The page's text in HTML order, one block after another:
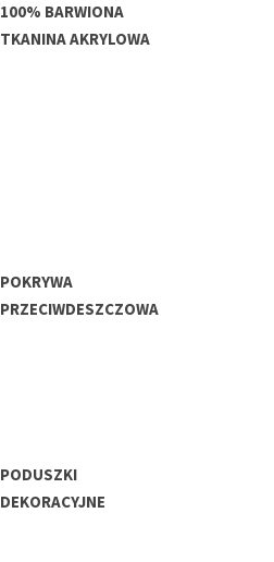
100% BARWIONA
TKANINA AKRYLOWA
POKRYWA
PRZECIWDESZCZOWA
PODUSZKI
DEKORACYJNE